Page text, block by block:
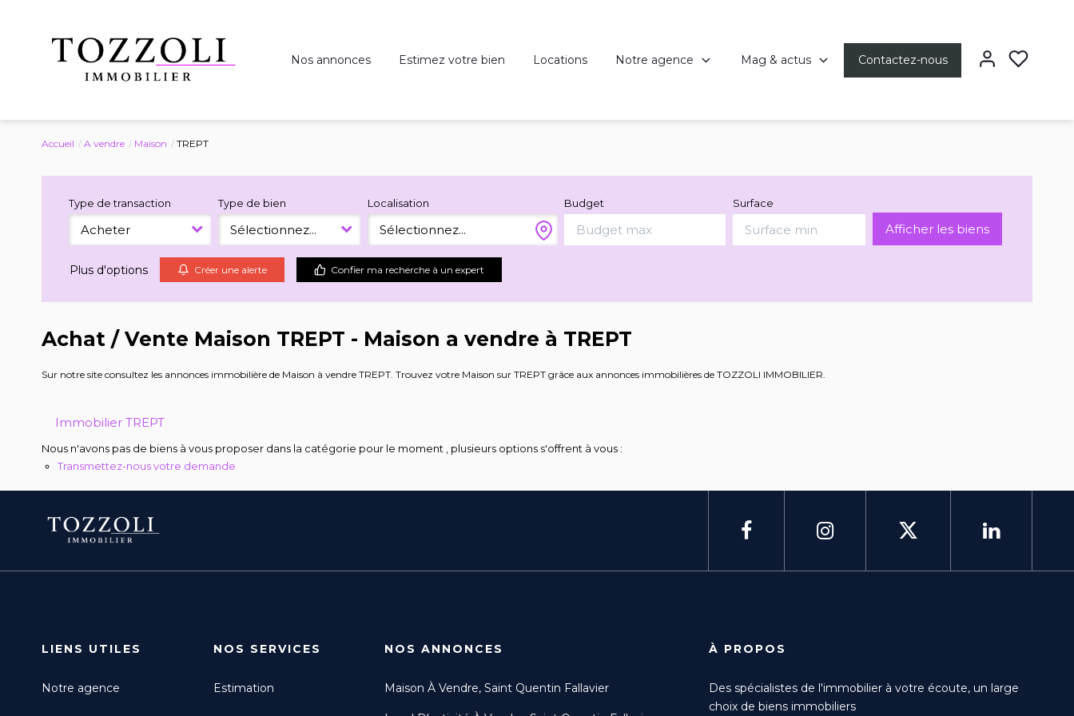
Nos annonces Estimez votre bien Locations Notre agence Mag & actus Contactez-nous
Accueil A vendre Maison TREPT
Type de transaction
Acheter
Type de bien
Sélectionnez...
Localisation
Sélectionnez...
Budget Surface
Plus d'options Créer une alerte Confier ma recherche à un expert
Achat / Vente Maison TREPT - Maison a vendre à TREPT
Sur notre site consultez les annonces immobilière de Maison à vendre TREPT. Trouvez votre Maison sur TREPT grâce aux annonces immobilières de TOZZOLI IMMOBILIER.
Immobilier TREPT
Nous n'avons pas de biens à vous proposer dans la catégorie pour le moment , plusieurs options s'offrent à vous :
Transmettez-nous votre demande
LIENS UTILES
Notre agence
NOS SERVICES
Estimation
NOS ANNONCES
Maison À Vendre, Saint Quentin Fallavier
À PROPOS
Des spécialistes de l'immobilier à votre écoute, un large
choix de biens immobiliers